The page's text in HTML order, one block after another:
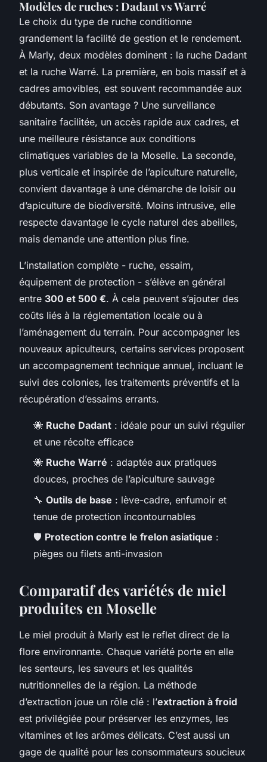
Modèles de ruches : Dadant vs Warré
Le choix du type de ruche conditionne
grandement la facilité de gestion et le rendement.
À Marly, deux modèles dominent : la ruche Dadant
et la ruche Warré. La première, en bois massif et à
cadres amovibles, est souvent recommandée aux
débutants. Son avantage ? Une surveillance
sanitaire facilitée, un accès rapide aux cadres, et
une meilleure résistance aux conditions
climatiques variables de la Moselle. La seconde,
plus verticale et inspirée de l’apiculture naturelle,
convient davantage à une démarche de loisir ou
d’apiculture de biodiversité. Moins intrusive, elle
respecte davantage le cycle naturel des abeilles,
mais demande une attention plus fine.
L’installation complète - ruche, essaim,
équipement de protection - s’élève en général
entre 300 et 500 €. À cela peuvent s’ajouter des
coûts liés à la réglementation locale ou à
l’aménagement du terrain. Pour accompagner les
nouveaux apiculteurs, certains services proposent
un accompagnement technique annuel, incluant le
suivi des colonies, les traitements préventifs et la
récupération d’essaims errants.
🐝 Ruche Dadant : idéale pour un suivi régulier
et une récolte efficace
🐝 Ruche Warré : adaptée aux pratiques
douces, proches de l’apiculture sauvage
🔧 Outils de base : lève-cadre, enfumoir et
tenue de protection incontournables
🛡️ Protection contre le frelon asiatique :
pièges ou filets anti-invasion
Comparatif des variétés de miel
produites en Moselle
Le miel produit à Marly est le reflet direct de la
flore environnante. Chaque variété porte en elle
les senteurs, les saveurs et les qualités
nutritionnelles de la région. La méthode
d’extraction joue un rôle clé : l’extraction à froid
est privilégiée pour préserver les enzymes, les
vitamines et les arômes délicats. C’est aussi un
gage de qualité pour les consommateurs soucieux